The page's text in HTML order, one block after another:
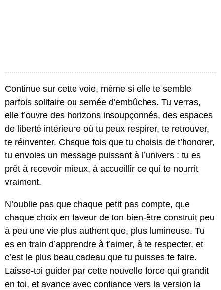
Continue sur cette voie, même si elle te semble
parfois solitaire ou semée d’embûches. Tu verras,
elle t’ouvre des horizons insoupçonnés, des espaces
de liberté intérieure où tu peux respirer, te retrouver,
te réinventer. Chaque fois que tu choisis de t’honorer,
tu envoies un message puissant à l’univers : tu es
prêt à recevoir mieux, à accueillir ce qui te nourrit
vraiment.
N’oublie pas que chaque petit pas compte, que
chaque choix en faveur de ton bien-être construit peu
à peu une vie plus authentique, plus lumineuse. Tu
es en train d’apprendre à t’aimer, à te respecter, et
c’est le plus beau cadeau que tu puisses te faire.
Laisse-toi guider par cette nouvelle force qui grandit
en toi, et avance avec confiance vers la version la